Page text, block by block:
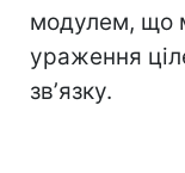
модулем, що
ураження
звʼязку.